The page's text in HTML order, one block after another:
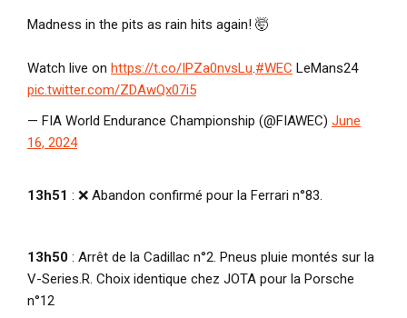
Madness in the pits as rain hits again! 🤯
Watch live on https://t.co/IPZa0nvsLu.#WEC LeMans24
pic.twitter.com/ZDAwQx07i5
— FIA World Endurance Championship (@FIAWEC) June
16, 2024
13h51 : ❌ Abandon confirmé pour la Ferrari n°83.
13h50 : Arrêt de la Cadillac n°2. Pneus pluie montés sur la
V-Series.R. Choix identique chez JOTA pour la Porsche
n°12